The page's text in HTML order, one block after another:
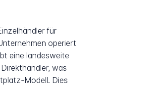
für
operiert
eine landesweite
was
Modell. Dies